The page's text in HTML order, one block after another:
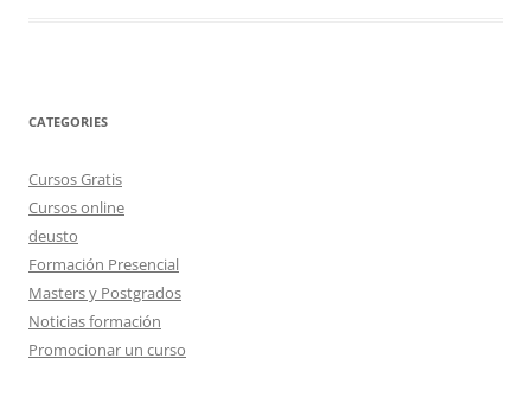
CATEGORIES
Cursos Gratis
Cursos online
deusto
Formación Presencial
Masters y Postgrados
Noticias formación
Promocionar un curso